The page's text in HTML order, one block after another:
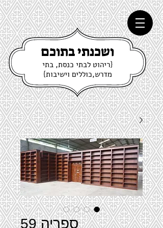
ושכנתי בתוכם
{ריהוט לבתי כנסת, בתי
מדרש,כוללים וישיבות}
ספריה 59